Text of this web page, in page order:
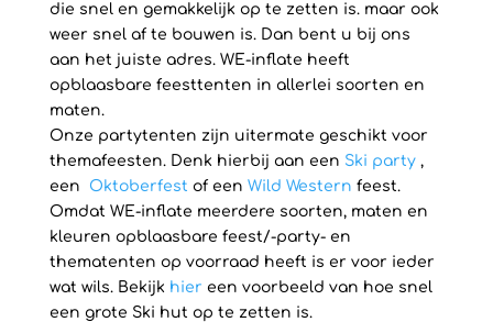
die snel en gemakkelijk op te zetten is. maar ook
weer snel af te bouwen is. Dan bent u bij ons
aan het juiste adres. WE-inflate heeft
opblaasbare feesttenten in allerlei soorten en
maten.
Onze partytenten zijn uitermate geschikt voor
themafeesten. Denk hierbij aan een Ski party,
een Oktoberfest of een Wild Western feest.
Omdat WE-inflate meerdere soorten, maten en
kleuren opblaasbare feest/-party- en
thematenten op voorraad heeft is er voor ieder
wat wils. Bekijk hier een voorbeeld van hoe snel
een grote Ski hut op te zetten is.